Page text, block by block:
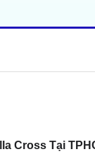
Cross Tại